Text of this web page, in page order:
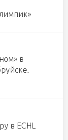
в
в ECHL